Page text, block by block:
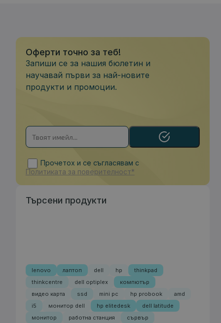
Оферти точно за теб!
Запиши се за нашия бюлетин и
научавай първи за най-новите
продукти и промоции.
Прочетох и се съгласявам с
Политиката за поверителност*
Търсени продукти
lenovo лаптоп dell hp
thinkpad
thinkcentre
dell optiplex
компютър
видео карта
ssd mini pc hp probook
amd
i5
монитор dell hp elitedesk
dell latitude
монитор
работна станция сървър